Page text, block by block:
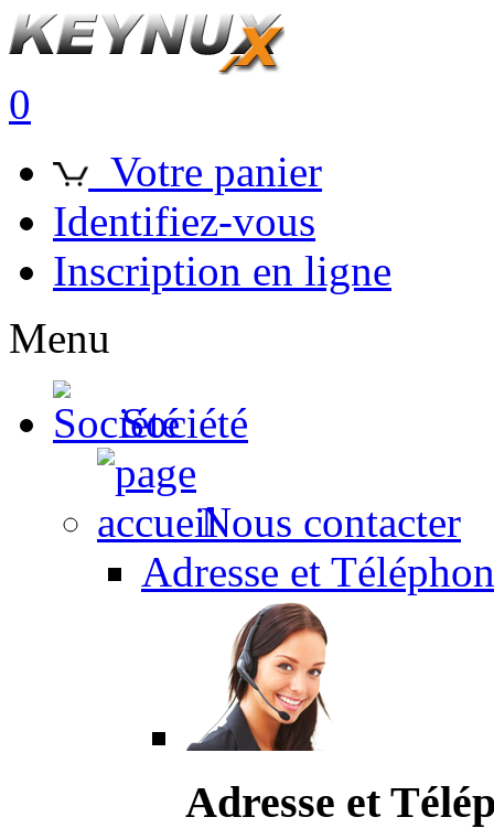
0
Votre panier
Identifiez-vous
Inscription en ligne
Menu
Société
Nous contacter
Adresse et
Adresse et